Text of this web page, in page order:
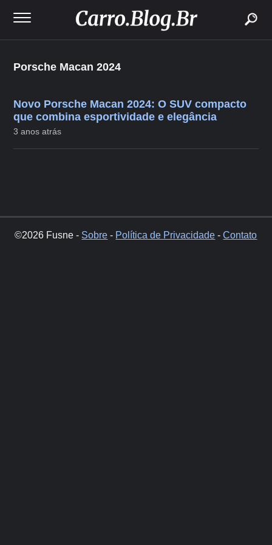
Porsche Macan 2024
Novo Porsche Macan 2024: O SUV compacto
que combina esportividade e elegância
3 anos atrás
©2026 Fusne - Sobre - Política de Privacidade -Contato